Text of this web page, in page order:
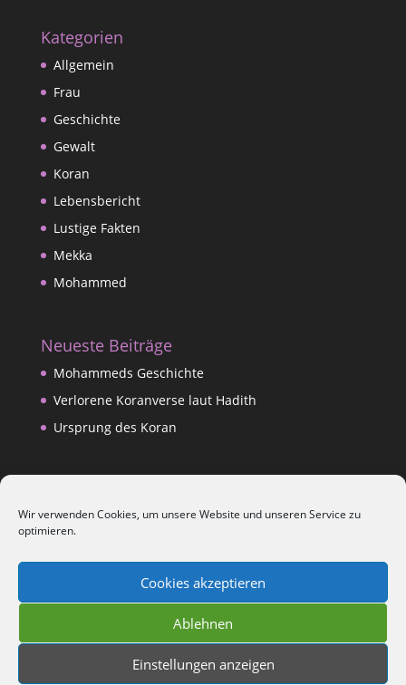
Wir verwenden Cookies, um unsere Website und unseren Service zu
optimieren.
Cookies akzeptieren
Ablehnen
Einstellungen anzeigen
Kategorien
Allgemein
Frau
Geschichte
Gewalt
Koran
Lebensbericht
Lustige Fakten
Mekka
Mohammed
Neueste Beiträge
Mohammeds Geschichte
Verlorene Koranverse laut Hadith
Ursprung des Koran
Impressum
Kontakt